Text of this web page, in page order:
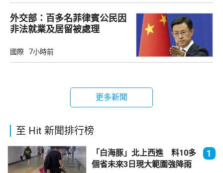
外交部：百多名菲律賓公民因
非法就業及居留被處理
國際 7小時前
更多新聞
至 Hit 新聞排行榜
「白海豚」北上西進 料10多
個省未來3日現大範圍強降雨
1